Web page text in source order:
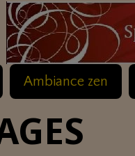
Ambiance zen